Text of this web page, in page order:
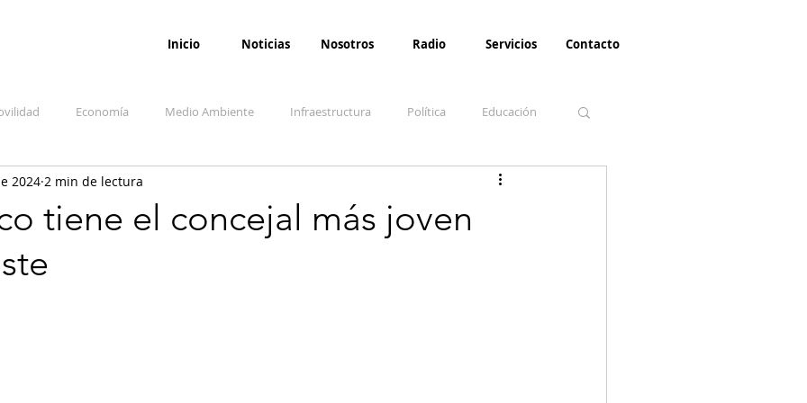
Inicio Noticias Nosotros Radio Servicios Contacto
Economía Medio Ambiente Infraestructura Política Educación
Salud Opinión Paz
y sociedad
tiene el concejal más joven
2024 2 min de lectura